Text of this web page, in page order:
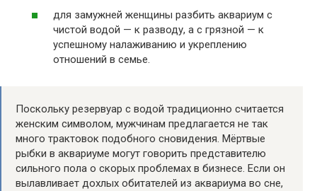
для замужней женщины разбить аквариум с
чистой водой — к разводу, а с грязной — к
успешному налаживанию и укреплению
отношений в семье.
Поскольку резервуар с водой традиционно считается
женским символом, мужчинам предлагается не так
много трактовок подобного сновидения. Мёртвые
рыбки в аквариуме могут говорить представителю
сильного пола о скорых проблемах в бизнесе. Если он
вылавливает дохлых обитателей из аквариума во сне,